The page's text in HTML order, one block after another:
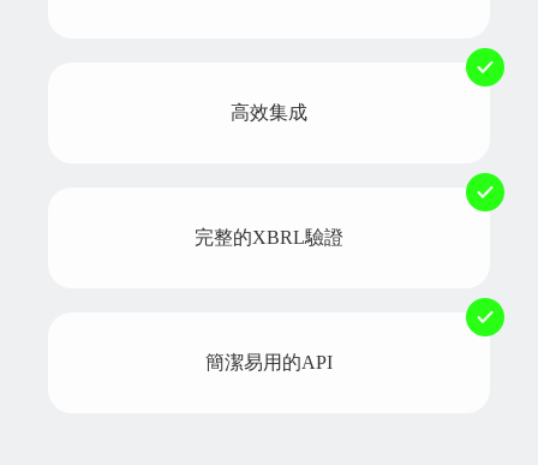
高效集成
完整的XBRL驗證
簡潔易用的API